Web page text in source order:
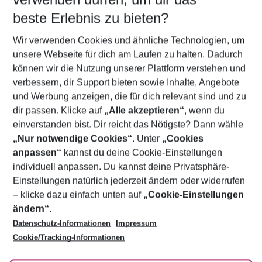
5-8 Nächte
2 Erwachsene Keine Kinder
Mehr Filter anzeigen
Footer
Footer navigation
Über uns
AGB
Bestpreisgarantie
Cookie-Einstellungen ändern
Cookie-Richtlinie
Agenturbetreuung
Barrierefreies Reisen
Folge uns
beste Erlebnis zu bieten?
Wir verwenden Cookies und ähnliche Technologien, um
unsere Webseite für dich am Laufen zu halten. Dadurch
können wir die Nutzung unserer Plattform verstehen und
verbessern, dir Support bieten sowie Inhalte, Angebote
und Werbung anzeigen, die für dich relevant sind und zu
dir passen. Klicke auf „Alle akzeptieren“, wenn du
einverstanden bist. Dir reicht das Nötigste? Dann wähle
„Nur notwendige Cookies“. Unter „Cookies
anpassen“ kannst du deine Cookie-Einstellungen
individuell anpassen. Du kannst deine Privatsphäre-
Einstellungen natürlich jederzeit ändern oder widerrufen
– klicke dazu einfach unten auf „Cookie-Einstellungen
ändern“.
Datenschutz-Informationen
Impressum
Cookie/Tracking-Informationen